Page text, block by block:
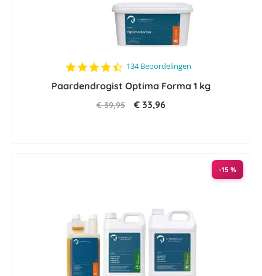
4.5
rating
134 Beoordelingen
Paardendrogist Optima Forma 1 kg
€ 39,95 € 33,96
-15 %